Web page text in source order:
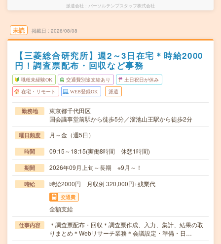
派遣会社 パーソルテンプスタッフ株式会社
未読 掲載日 2026/08/08
【三菱総合研究所】週2～3日在宅＊時給2000
円！調査票配布・回収など事務
職種未経験OK 交通費別途支給あり 土日祝日が休み
在宅・リモート WEB登録OK 派遣
勤務地
東京都千代田区
国会議事堂前駅から徒歩5分／溜池山王駅から徒歩2分
曜日頻度 月～金（週5日）
時間 09:15～18:15(実働8時間 休憩1時間)
期間 2026年09月上旬～長期 ※9月～！
時給 時給2000円 月収例 320,000円+残業代
交通費
全額支給
仕事内容
＊調査票配布・回収＊調査票作成、入力、集計、結果の取
りまとめ＊Webリサーチ業務＊会議設定・準備・日…